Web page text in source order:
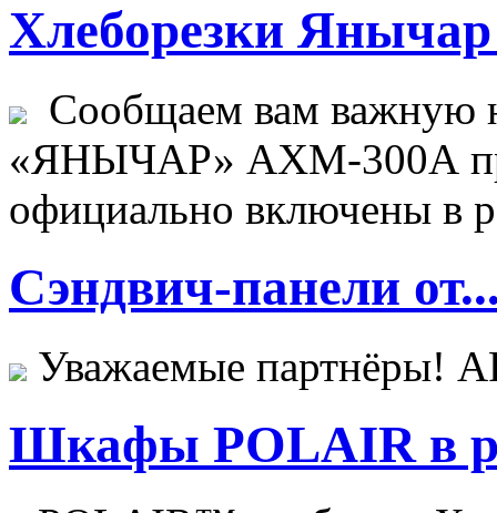
Хлеборезки Янычар
Сообщаем вам важную
«ЯНЫЧАР» АХМ-300А
официально включены в
Сэндвич-панели
Уважаемые
Шкафы POLAIR в